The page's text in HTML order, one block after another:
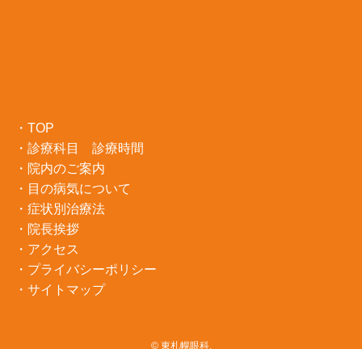
・ TOP
・ 診療科目 診療時間
・ 院内のご案内
・ 目の病気について
・症状別治療法
・ 院長挨拶
・ アクセス
・プライバシーポリシー
・サイトマップ
©東札幌眼科.